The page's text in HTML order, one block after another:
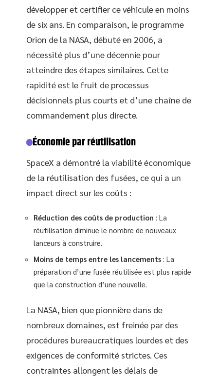
développer et certifier ce véhicule en moins
de six ans. En comparaison, le programme
Orion de la NASA, débuté en 2006, a
nécessité plus d’une décennie pour
atteindre des étapes similaires. Cette
rapidité est le fruit de processus
décisionnels plus courts et d’une chaîne de
commandement plus directe.
Économie par réutilisation
SpaceX a démontré la viabilité économique
de la réutilisation des fusées, ce qui a un
impact direct sur les coûts :
Réduction des coûts de production : La
réutilisation diminue le nombre de nouveaux
lanceurs à construire.
Moins de temps entre les lancements : La
préparation d’une fusée réutilisée est plus rapide
que la construction d’une nouvelle.
La NASA, bien que pionnière dans de
nombreux domaines, est freinée par des
procédures bureaucratiques lourdes et des
exigences de conformité strictes. Ces
contraintes allongent les délais de